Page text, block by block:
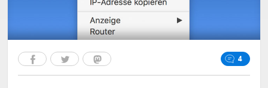
4